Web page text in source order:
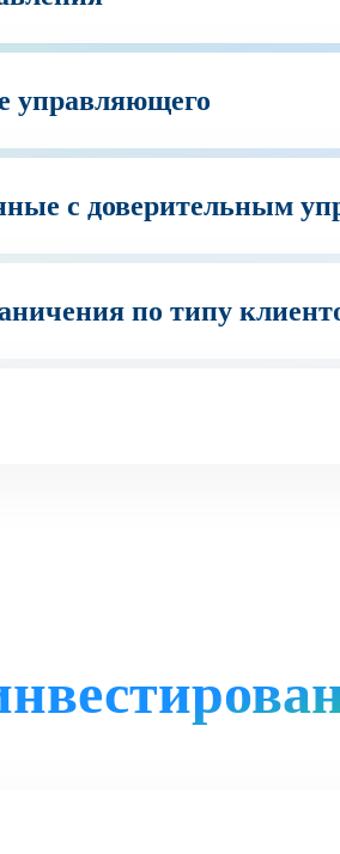
управляющего
с доверительным
по типу